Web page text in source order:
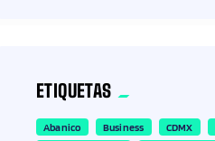
ETIQUETAS
Abanico Business CDMX